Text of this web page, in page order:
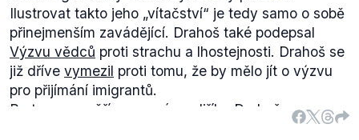
než kolik jich je v běžné populaci.“ Pro doplnění
dodáváme, že návrh zákona o referendu v
závěrečném hlasovánínebyl přijat ani jednou
komorou Federálního shromáždění.
Jiří Drahoš citoval Höschlova slova ve veřejném
vystoupení v Prezidentském interview ČT v prosinci
Ilustrovat takto jeho „vítačství“ je tedy samo o sobě
přinejmenším zavádějící. Drahoš také podepsal
Výzvu vědců proti strachu a lhostejnosti. Drahoš se
již dříve vymezil proti tomu, že by mělo jít o výzvu
pro přijímání imigrantů.
Proto se zaměříme na názor Jiřího Drahoše na
migraci. Jiří Drahoš dle svých vyjádření nesouhlasí